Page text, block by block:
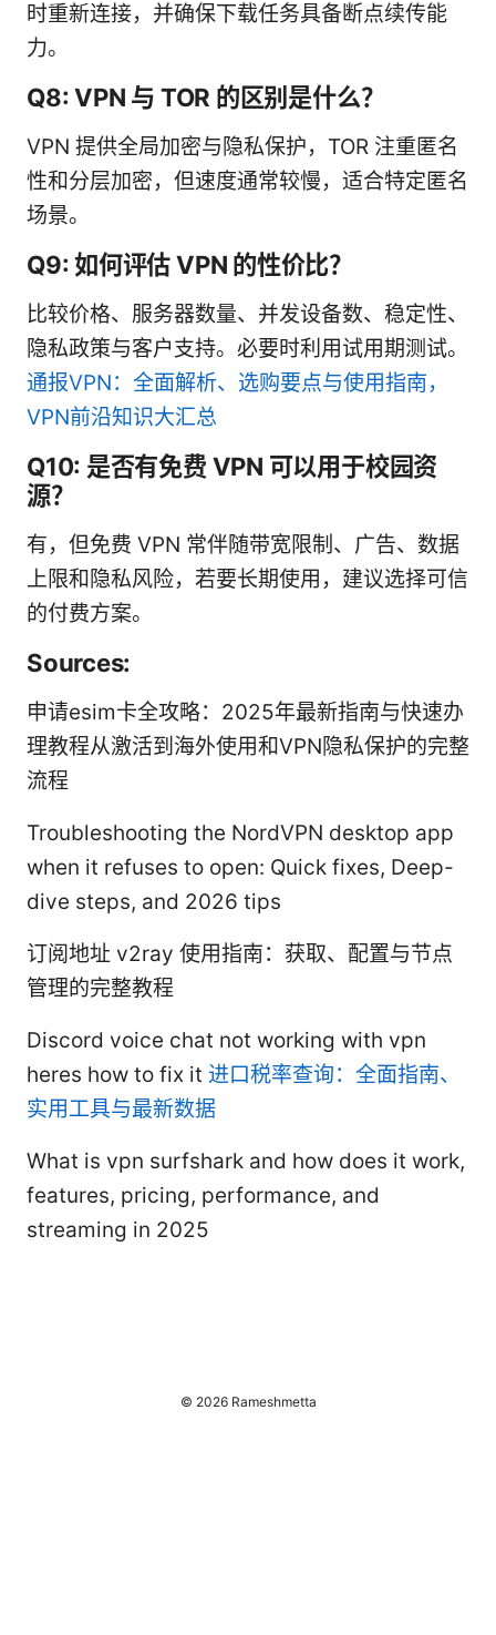
时重新连接，并确保下载任务具备断点续传能
力。
Q8: VPN 与 TOR 的区别是什么？
VPN 提供全局加密与隐私保护，TOR 注重匿名
性和分层加密，但速度通常较慢，适合特定匿名
场景。
Q9: 如何评估 VPN 的性价比？
比较价格、服务器数量、并发设备数、稳定性、
隐私政策与客户支持。必要时利用试用期测试。
通报VPN：全面解析、选购要点与使用指南，
VPN前沿知识大汇总
Q10: 是否有免费 VPN 可以用于校园资
源？
有，但免费 VPN 常伴随带宽限制、广告、数据
上限和隐私风险，若要长期使用，建议选择可信
的付费方案。
Sources:
申请esim卡全攻略：2025年最新指南与快速办
理教程从激活到海外使用和VPN隐私保护的完整
流程
Troubleshooting the NordVPN desktop app
when it refuses to open: Quick fixes, Deep-
dive steps, and 2026 tips
订阅地址 v2ray 使用指南：获取、配置与节点
管理的完整教程
Discord voice chat not working with vpn
heres how to fix it 进口税率查询：全面指南、
实用工具与最新数据
What is vpn surfshark and how does it work,
features, pricing, performance, and
streaming in 2025
© 2026 Rameshmetta